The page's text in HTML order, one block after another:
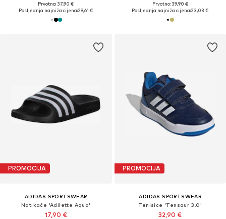
Prvotno: 37,90 €
Posljednja najniža cijena:29,61 €
Prvotno: 39,90 €
Posljednja najniža cijena:23,03 €
PROMOCIJA
ADIDAS SPORTSWEAR
Natikače 'Adilette Aqua'
17,90 €
PROMOCIJA
ADIDAS SPORTSWEAR
Tenisice 'Tensaur 3.0'
32,90 €